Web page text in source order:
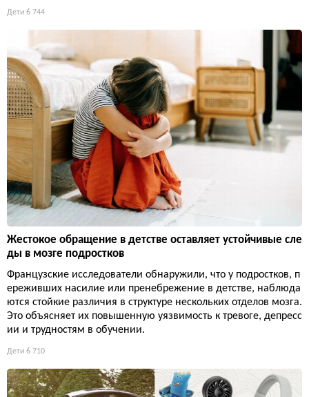
Дети 6 744
Жестокое обращение в детстве оставляет устойчивые сле
ды в мозге подростков
Французские исследователи обнаружили, что у подростков, п
ереживших насилие или пренебрежение в детстве, наблюда
ются стойкие различия в структуре нескольких отделов мозга.
Это объясняет их повышенную уязвимость к тревоге, депресс
ии и трудностям в обучении.
Дети 6 710